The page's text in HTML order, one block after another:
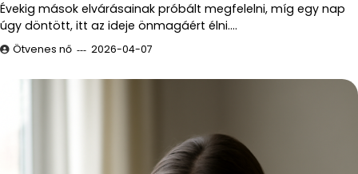
Évekig mások elvárásainak próbált megfelelni, míg egy nap
úgy döntött, itt az ideje önmagáért élni.…
Ötvenes nő 2026-04-07